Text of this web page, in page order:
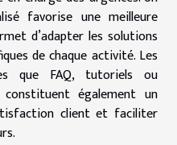
favorise une meilleure
d’adapter les solutions
de chaque activité. Les
que FAQ, tutoriels ou
constituent également un
client et faciliter